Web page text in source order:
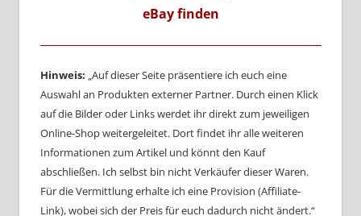
eBay finden
Hinweis: „Auf dieser Seite präsentiere ich euch eine
Auswahl an Produkten externer Partner. Durch einen Klick
auf die Bilder oder Links werdet ihr direkt zum jeweiligen
Online-Shop weitergeleitet. Dort findet ihr alle weiteren
Informationen zum Artikel und könnt den Kauf
abschließen. Ich selbst bin nicht Verkäufer dieser Waren.
Für die Vermittlung erhalte ich eine Provision (Affiliate-
Link), wobei sich der Preis für euch dadurch nicht ändert.“